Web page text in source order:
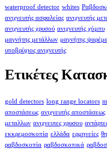
waterproof detector whites
ανιχνευτής ασφαλείας ανιχνευτής
ανιχνευτής χρυσού ανιχνευτής χόμπυ
μαγνήτης μετάλλων μαγνήτης
υποβρύχιος ανιχνευτής
Ετικέτες
gold detectors long range locators
αποστάσεως ανιχνευτής αποστάσεως
μεταλλων ανιχνευτες χρυσου
εκκρεμοσκοπία ελλάδα ερμηνείες
ραβδοσκοπία ραβδοσκοπικά